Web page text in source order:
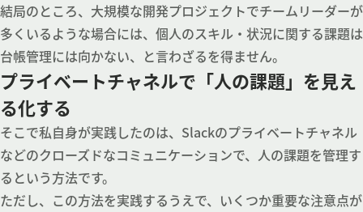
結局のところ、大規模な開発プロジェクトでチームリーダーが
多くいるような場合には、個人のスキル・状況に関する課題は
台帳管理には向かない、と言わざるを得ません。
プライベートチャネルで「人の課題」を見え
る化する
そこで私自身が実践したのは、Slackのプライベートチャネル
などのクローズドなコミュニケーションで、人の課題を管理す
るという方法です。
ただし、この方法を実践するうえで、いくつか重要な注意点が